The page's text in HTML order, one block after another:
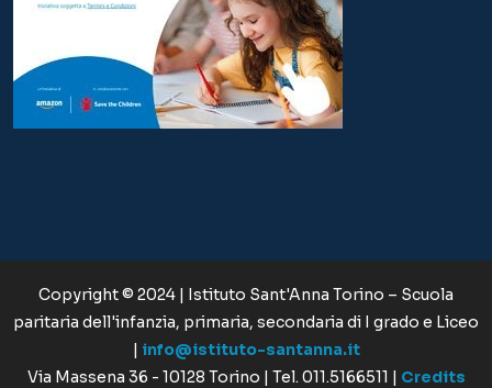
Copyright © 2024 | Istituto Sant'Anna Torino – Scuola
paritaria dell'infanzia, primaria, secondaria di I grado e Liceo
| info@istituto-santanna.it
Via Massena 36 - 10128 Torino | Tel. 011.5166511 | Credits